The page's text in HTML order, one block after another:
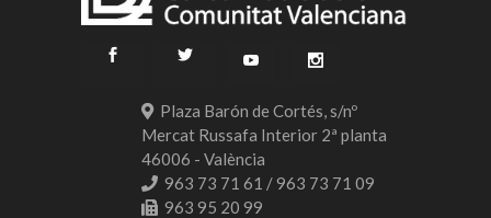
Plaza Barón de Cortés, s/nº
Mercat Russafa Interior 2ª planta
46006 - València
963 73 71 61 / 963 73 71 09
963 95 20 99